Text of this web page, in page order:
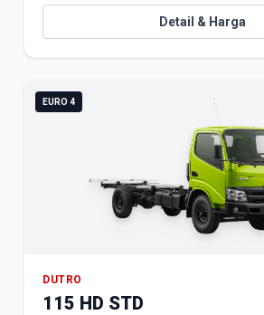
Detail & Harga
EURO 4
DUTRO
115 HD STD